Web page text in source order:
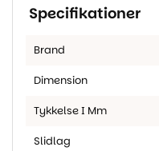
Specifikationer
Brand
Dimension
Tykkelse I Mm
Slidlag